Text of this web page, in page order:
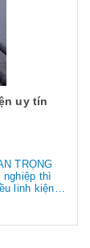
uy tín
TRỌNG
nghiệp thì
linh kiện
tủ điện
như thế